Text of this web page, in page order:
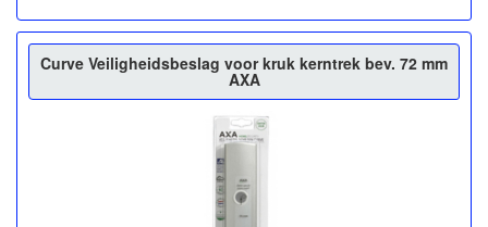
Curve Veiligheidsbeslag voor kruk kerntrek bev. 72 mm
AXA